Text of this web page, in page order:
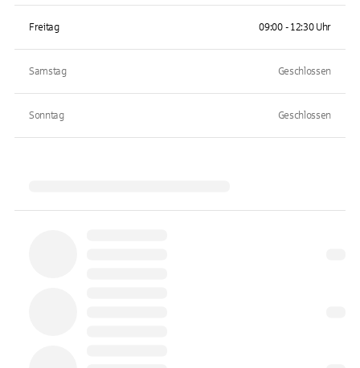
Freitag 09:00 - 12:30 Uhr
Samstag Geschlossen
Sonntag Geschlossen